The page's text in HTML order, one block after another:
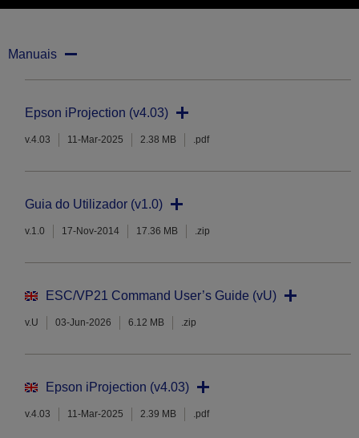
Manuais
Epson iProjection (v4.03)
v.4.03 11-Mar-2025 2.38 MB .pdf
Guia do Utilizador (v1.0)
v.1.0 17-Nov-2014 17.36 MB .zip
ESC/VP21 Command User’s Guide (vU)
v.U 03-Jun-2026 6.12 MB .zip
Epson iProjection (v4.03)
v.4.03 11-Mar-2025 2.39 MB .pdf